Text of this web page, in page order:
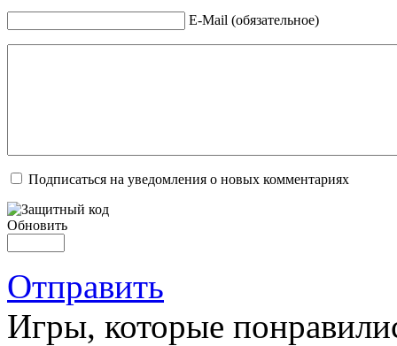
E-Mail (обязательное)
Подписаться на уведомления о новых комментариях
Обновить
Отправить
Игры, которые